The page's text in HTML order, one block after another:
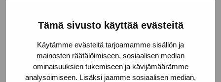
Tämä sivusto käyttää evästeitä
Käytämme evästeitä tarjoamamme sisällön ja
mainosten räätälöimiseen, sosiaalisen median
ominaisuuksien tukemiseen ja kävijämäärämme
analysoimiseen. Lisäksi jaamme sosiaalisen median,
Facebook
Linkedin